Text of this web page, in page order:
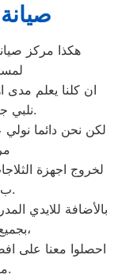
صيانة
ان كلنا يعلم مدى
نلبي جميع طلبات الصيانه لثلاجات دايو.
لكن نحن دائما نولي
لخروج اجهزة
ب15 مايو او من منزل العميل.
بالأضافة للايدي
بجميع موديلاتها القديم منها والحديث،
مركز صيانة دايو في 15 مايو.